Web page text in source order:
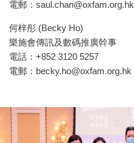
電郵： saul.chan@oxfam.org.hk
何梓彤 (Becky Ho)
樂施會傳訊及數碼推廣幹事
電話：+852 3120 5257
電郵： becky.ho@oxfam.org.hk